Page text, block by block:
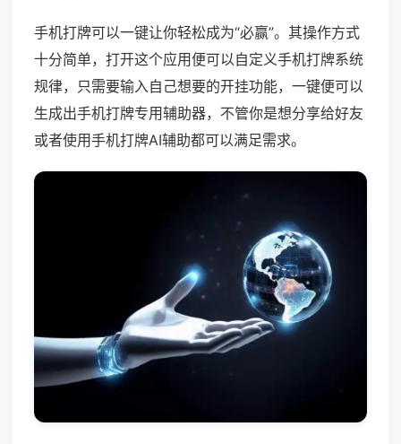
手机打牌可以一键让你轻松成为“必赢”。其操作方式
十分简单，打开这个应用便可以自定义手机打牌系统
规律，只需要输入自己想要的开挂功能，一键便可以
生成出手机打牌专用辅助器，不管你是想分享给好友
或者使用手机打牌AI辅助都可以满足需求。